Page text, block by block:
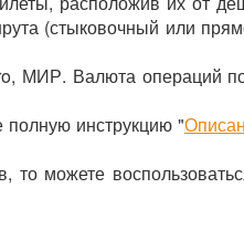
(стыковочный или
МИР. Валюта операций
полную инструкцию "
то можете